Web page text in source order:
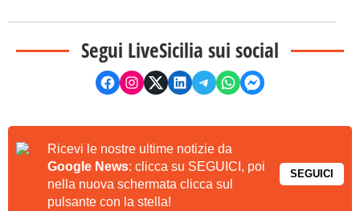
Segui LiveSicilia sui social
Ricevi le nostre ultime notizie da
Google News: clicca su SEGUICI, poi
nella nuova schermata clicca sul
pulsante con la stella!
SEGUICI